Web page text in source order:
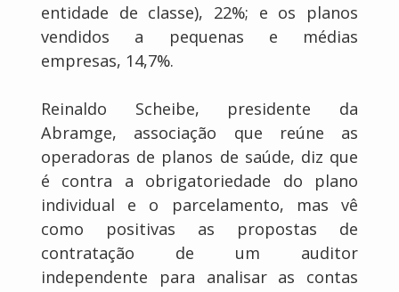
entidade de classe), 22%; e os planos
vendidos a pequenas e médias
empresas, 14,7%.
Reinaldo Scheibe, presidente da
Abramge, associação que reúne as
operadoras de planos de saúde, diz que
é contra a obrigatoriedade do plano
individual e o parcelamento, mas vê
como positivas as propostas de
contratação de um auditor
independente para analisar as contas